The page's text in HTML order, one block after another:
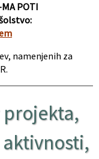
POTI
namenjenih za
projekta,